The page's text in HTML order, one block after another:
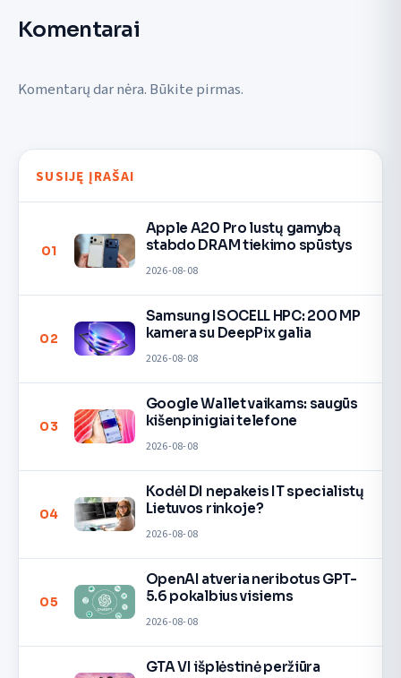
Komentarai
Komentarų dar nėra. Būkite pirmas.
SUSIJĘ ĮRAŠAI
01
Apple A20 Pro lustų gamybą
stabdo DRAM tiekimo spūstys
2026-08-08
02
Samsung ISOCELL HPC: 200 MP
kamera su DeepPix galia
2026-08-08
03
Google Wallet vaikams: saugūs
kišenpinigiai telefone
2026-08-08
04
Kodėl DI nepakeis IT specialistų
Lietuvos rinkoje?
2026-08-08
05
OpenAI atveria neribotus GPT-
5.6 pokalbius visiems
2026-08-08
GTA VI išplėstinė peržiūra